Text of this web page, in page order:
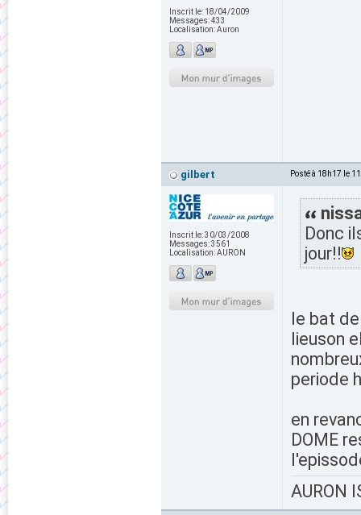
Inscrit le: 18/04/2009
Messages:433
Localisation:Auron
gilbert Posté à 18h17 le
Inscrit le:30/03/2008
Messages:3561
Localisation:AURON
Donc
jour!!
le bat
lieuson
periode
en
DOME
AURON